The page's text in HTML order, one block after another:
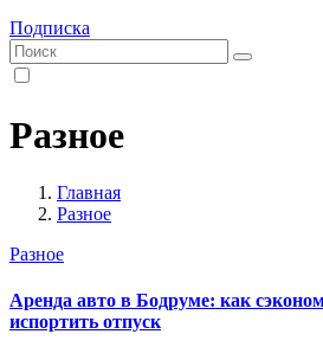
Подписка
Разное
Главная
Разное
Разное
Аренда авто в Бодруме: как
испортить отпуск